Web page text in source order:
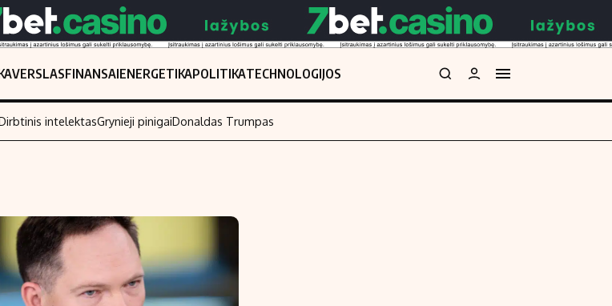
VERSLASFINANSAIENERGETIKAPOLITIKATECHNOLOGIJOS
Akcijų rinka
elektrinės
Nedarbo išmokos skaičiuoklė
Indėlių skaičiuoklė
Būsto finansai
intelektasGrynieji pinigaiDonaldas Trumpas